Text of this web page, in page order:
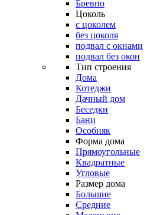
Бревно
Цоколь
с цоколем
без цоколя
подвал с окнами
подвал без окон
Тип строения
Дома
Котеджи
Дачный дом
Беседки
Бани
Особняк
Форма дома
Прямоугольные
Квадратные
Угловые
Размер дома
Большие
Средние